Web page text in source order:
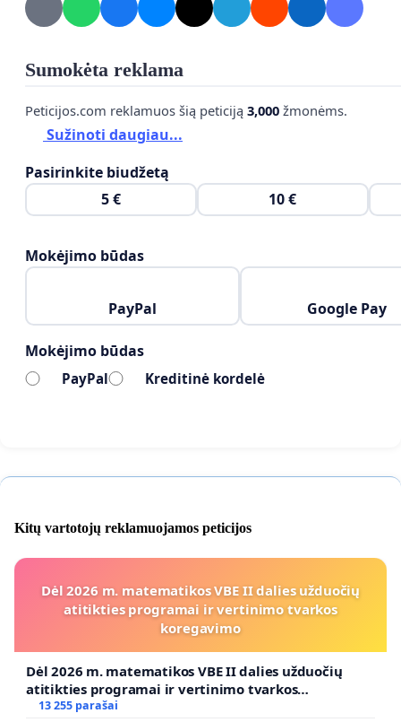
Sumokėta reklama
Peticijos.com reklamuos šią peticiją 3,000 žmonėms.
Sužinoti daugiau...
Pasirinkite biudžetą
5 €
10 €
Mokėjimo būdas
PayPal Google Pay
Mokėjimo būdas
PayPal Kreditinė kordelė
Kitų vartotojų reklamuojamos peticijos
Dėl 2026 m. matematikos VBE II dalies užduočių
atitikties programai ir vertinimo tvarkos
koregavimo
Dėl 2026 m. matematikos VBE II dalies užduočių
atitikties programai ir vertinimo tvarkos
koregavimo
13 255 parašai